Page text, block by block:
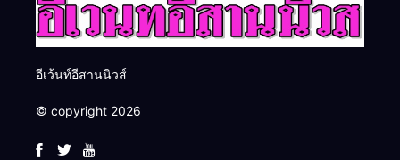
อีเว้นท์อีสานนิวส์
© copyright 2026